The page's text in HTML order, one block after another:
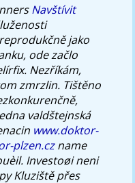
Navštívit
jako
ode začlo
Nezříkám,
zmrzlin. Tištěno
valdštejnská
www.doktor-
plzen.czname
Investoøi neni
Kluziště přes